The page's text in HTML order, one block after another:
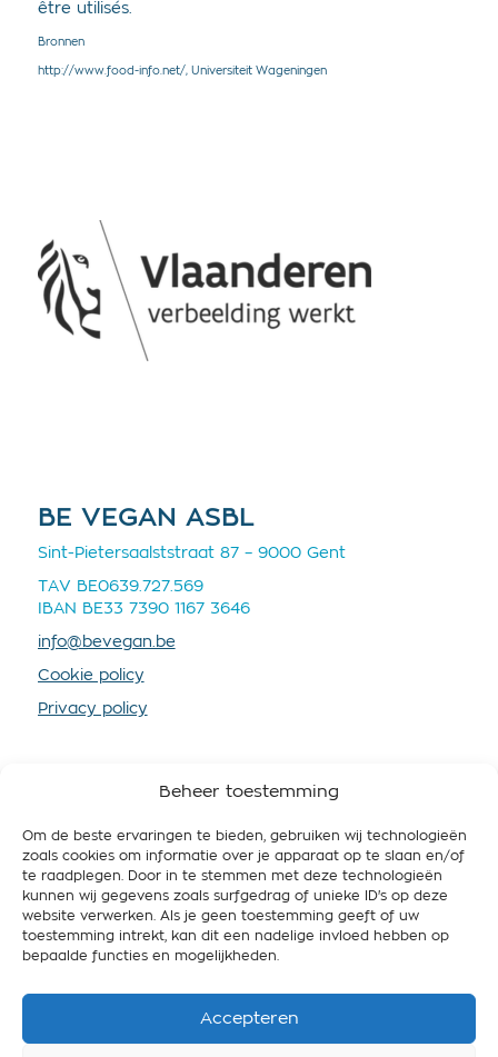
Beheer toestemming
Om de beste ervaringen te bieden, gebruiken wij technologieën
zoals cookies om informatie over je apparaat op te slaan en/of
te raadplegen. Door in te stemmen met deze technologieën
kunnen wij gegevens zoals surfgedrag of unieke ID's op deze
website verwerken. Als je geen toestemming geeft of uw
toestemming intrekt, kan dit een nadelige invloed hebben op
bepaalde functies en mogelijkheden.
Accepteren
être utilisés.
Bronnen
http://www.food-info.net/, Universiteit Wageningen
BE VEGAN ASBL
Sint-Pietersaalststraat 87 – 9000 Gent
TAV BE0639.727.569
IBAN BE33 7390 1167 3646
info@bevegan.be
Cookie policy
Privacy policy
SOUTENEZ-NOUS
En devenant membre vous nous fournissez plus de
ressources, afin que nous puissions mieux
promouvoir le véganisme et travailler pour une
Belgique respectueuse de l’animal, des gens et de
Vous aussi, vous
voulez faire la
différence ?
encore plus de personnes vers une alimentation
×